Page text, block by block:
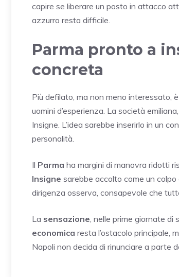
capire se liberare un posto in attacco
azzurro resta difficile.
Parma pronto a
concreta
Più defilato, ma non meno interessato, è
uomini d’esperienza. La società
Insigne. L’idea sarebbe inserirlo in un
personalità.
Il Parma ha margini di manovra ridotti
Insigne sarebbe accolto come un colpo
dirigenza osserva, consapevole che
La sensazione , nelle prime giornate
economica resta l’ostacolo principale,
Napoli non decida di rinunciare a parte